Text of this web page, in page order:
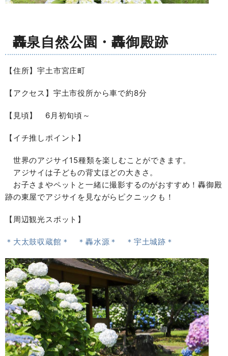
轟泉自然公園・轟御殿跡
【住所】宇土市宮庄町
【アクセス】宇土市役所から車で約8分
【見頃】 6月初旬頃～
【イチ推しポイント】
世界のアジサイ15種類を楽しむことができます。
アジサイは子どもの背丈ほどの大きさ。
お子さまやペットと一緒に撮影するのがおすすめ！轟御殿
跡の東屋でアジサイを見ながらピクニックも！
【周辺観光スポット】
＊大太鼓収蔵館＊ ＊轟水源＊ ＊宇土城跡＊